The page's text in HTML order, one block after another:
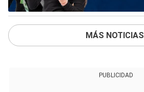
MÁS NOTICIAS
PUBLICIDAD